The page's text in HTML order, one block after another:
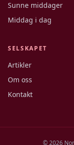
Sunne middager
Middag i dag
SELSKAPET
Artikler
Om oss
Kontakt
©2026